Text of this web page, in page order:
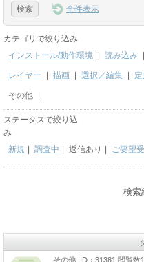
全件表示
カテゴリで絞り込み
インストール/動作環境
読み込み
レイヤー 描画 選択／編集 定
その他
ステータスで絞り込
み
新規
調査中 返信あり ご要望
検索
その他 ID：31381 閲覧